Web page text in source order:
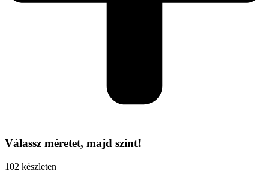
Válassz méretet, majd színt!
102 készleten